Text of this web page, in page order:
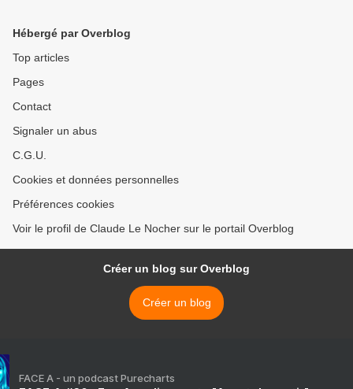
Hébergé par Overblog
Top articles
Pages
Contact
Signaler un abus
C.G.U.
Cookies et données personnelles
Préférences cookies
Voir le profil de Claude Le Nocher sur le portail Overblog
Créer un blog sur Overblog
Créer un blog
FACE A - un podcast Purecharts